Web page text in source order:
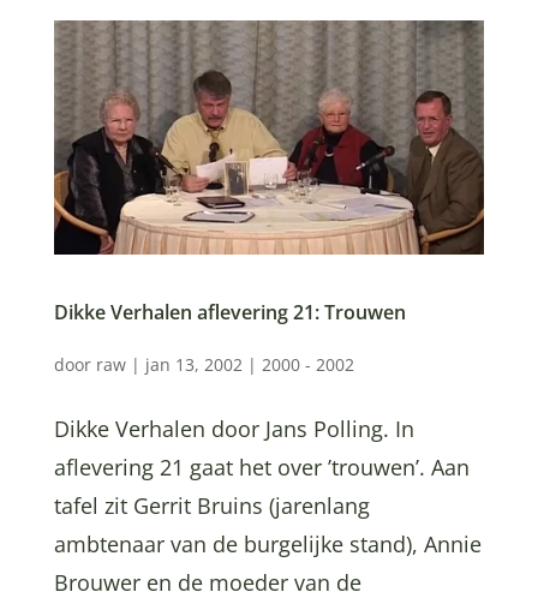
Dikke Verhalen aflevering 21: Trouwen
door raw| jan 13, 2002| 2000 - 2002
Dikke Verhalen door Jans Polling. In
aflevering 21 gaat het over ’trouwen’. Aan
tafel zit Gerrit Bruins (jarenlang
ambtenaar van de burgelijke stand), Annie
Brouwer en de moeder van de